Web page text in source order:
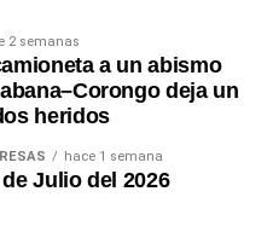
se mide por la
la visitan.
un sistema moderno
mayor tranquilidad. Una
con mayor
Una aseguradora
operadores turísticos
2 semanas
a un abismo
deja un
heridos
hace 1 semana
Julio del 2026